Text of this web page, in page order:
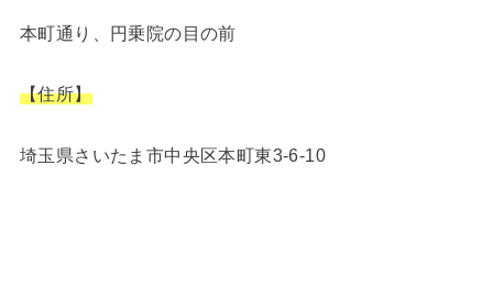
本町通り、円乗院の目の前
【住所】
埼玉県さいたま市中央区本町東3-6-10